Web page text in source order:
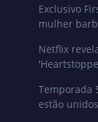
Exclusivo
mulher
Netflix
Temporada
estão